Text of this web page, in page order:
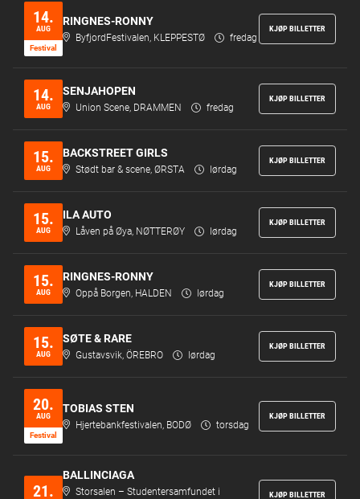
14.
AUG
Festi­val
RINGNES-RONNY
ByfjordFestivalen, KLEPPESTØ fredag
KJØP BILLETTER
14.
AUG
SENJAHOPEN
Union Scene, DRAMMEN fredag
KJØP BILLETTER
15.
AUG
BACKSTREET GIRLS
Stødt bar & scene, ØRSTA lørdag
KJØP BILLETTER
15.
AUG
ILA AUTO
Låven på Øya, NØTTERØY lørdag
KJØP BILLETTER
15.
AUG
RINGNES-RONNY
Oppå Borgen, HALDEN lørdag
KJØP BILLETTER
15.
AUG
SØTE & RARE
Gustavsvik, ÖREBRO lørdag
KJØP BILLETTER
20.
AUG
Festi­val
TOBIAS STEN
Hjertebankfestivalen, BODØ torsdag
KJØP BILLETTER
21.
BALLINCIAGA
Storsalen – Studentersamfundet i
KJØP BILLETTER